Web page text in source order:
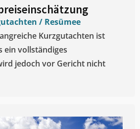
/ Resümee
Kurzgutachten ist
ein vollständiges
jedoch vor Gericht nicht